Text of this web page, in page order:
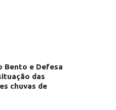
Bento e Defesa
das
chuvas de